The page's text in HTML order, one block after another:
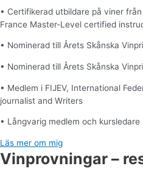
• Certifikerad utbildare på viner
France Master-Level certified
• Nominerad till Årets Skånska
• Nominerad till Årets Skånska
• Medlem i FIJEV, International
journalist and Writers
• Långvarig medlem och
Läs mer om mig
Vinprovningar –